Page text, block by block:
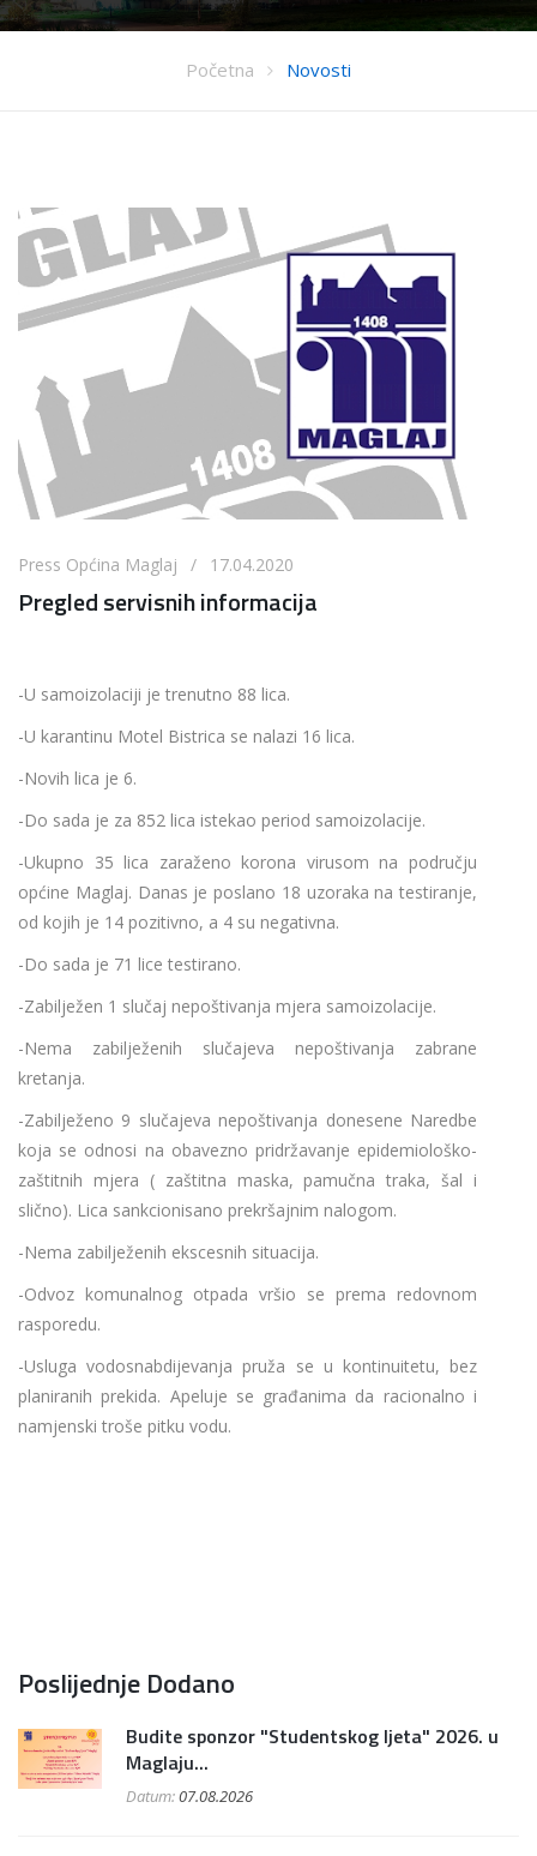
Početna Novosti
Press Općina Maglaj / 17.04.2020
Pregled servisnih informacija
-U samoizolaciji je trenutno 88 lica.
-U karantinu Motel Bistrica se nalazi 16 lica.
-Novih lica je 6.
-Do sada je za 852 lica istekao period samoizolacije.
-Ukupno 35 lica zaraženo korona virusom na području
općine Maglaj. Danas je poslano 18 uzoraka na testiranje,
od kojih je 14 pozitivno, a 4 su negativna.
-Do sada je 71 lice testirano.
-Zabilježen 1 slučaj nepoštivanja mjera samoizolacije.
-Nema zabilježenih slučajeva nepoštivanja zabrane
kretanja.
-Zabilježeno 9 slučajeva nepoštivanja donesene Naredbe
koja se odnosi na obavezno pridržavanje epidemiološko-
zaštitnih mjera ( zaštitna maska, pamučna traka, šal i
slično). Lica sankcionisano prekršajnim nalogom.
-Nema zabilježenih ekscesnih situacija.
-Odvoz komunalnog otpada vršio se prema redovnom
rasporedu.
-Usluga vodosnabdijevanja pruža se u kontinuitetu, bez
planiranih prekida. Apeluje se građanima da racionalno i
namjenski troše pitku vodu.
Poslijednje Dodano
Budite sponzor "Studentskog ljeta" 2026. u
Maglaju...
Datum:07.08.2026